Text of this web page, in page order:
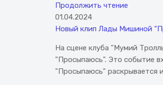
Продолжить чтение
01.04.2024
Новый клип Лады Мишиной
На сцене клуба "Мумий
"Просыпаюсь". Это событие
"Просыпаюсь" раскрывается